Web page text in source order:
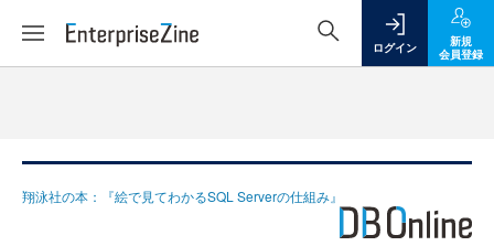
ログイン
新規
会員登録
翔泳社の本：『絵で見てわかるSQL Serverの仕組み』